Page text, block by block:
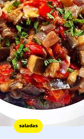
saladas